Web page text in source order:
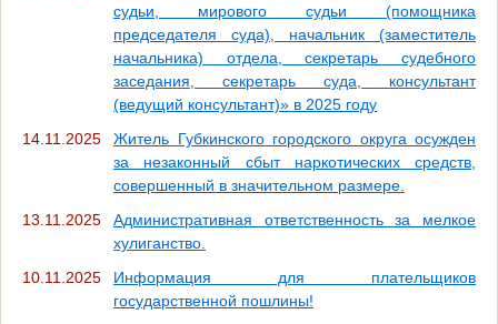
судьи, мирового судьи (помощника
председателя суда), начальник (заместитель
начальника) отдела, секретарь судебного
заседания, секретарь суда, консультант
(ведущий консультант)» в 2025 году
14.11.2025
Житель Губкинского городского округа осужден
за незаконный сбыт наркотических средств,
совершенный в значительном размере.
13.11.2025
Административная ответственность за мелкое
хулиганство.
10.11.2025
Информация для плательщиков
государственной пошлины!